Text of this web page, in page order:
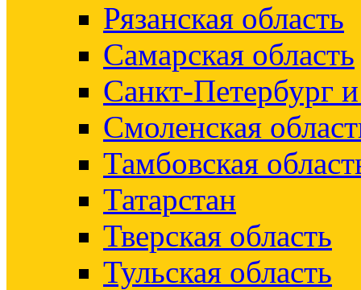
Рязанская область
Самарская область
Санкт-Петербург
Смоленская
Тамбовская
Татарстан
Тверская область
Тульская область